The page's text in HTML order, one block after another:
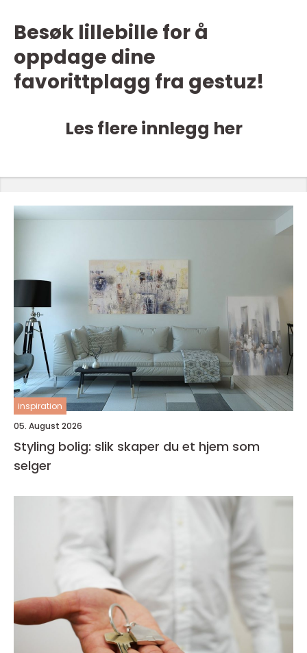
Besøk lillebille for å
oppdage dine
favorittplagg fra gestuz!
Les flere innlegg her
inspiration
05. August 2026
Styling bolig: slik skaper du et hjem som
selger